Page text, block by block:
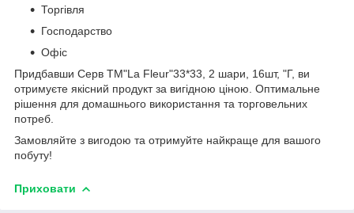
Торгівля
Господарство
Офіс
Придбавши Серв ТМ"La Fleur"33*33, 2 шари, 16шт, "Г, ви
отримуєте якісний продукт за вигідною ціною. Оптимальне
рішення для домашнього використання та торговельних
потреб.
Замовляйте з вигодою та отримуйте найкраще для вашого
побуту!
Приховати